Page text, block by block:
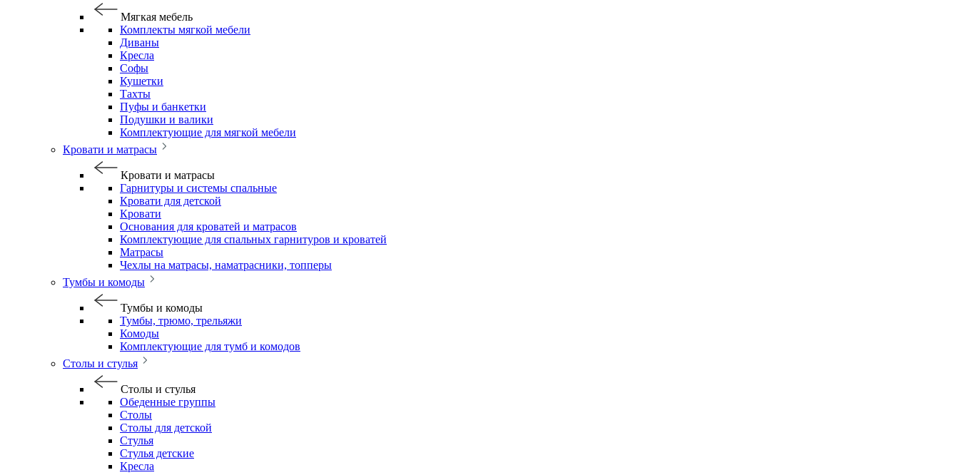
Мягкая мебель
Комплекты мягкой мебели
Диваны
Кресла
Софы
Кушетки
Тахты
Пуфы и банкетки
Подушки и валики
Комплектующие для мягкой мебели
Кровати и матрасы
Кровати и матрасы
Гарнитуры и системы спальные
Кровати для детской
Кровати
Основания для кроватей и матрасов
Комплектующие для спальных гарнитуров и кроватей
Матрасы
Чехлы на матрасы, наматрасники, топперы
Тумбы и комоды
Тумбы и комоды
Тумбы, трюмо, трельяжи
Комоды
Комплектующие для тумб и комодов
Столы и стулья
Столы и стулья
Обеденные группы
Столы
Столы для детской
Стулья
Стулья детские
Кресла